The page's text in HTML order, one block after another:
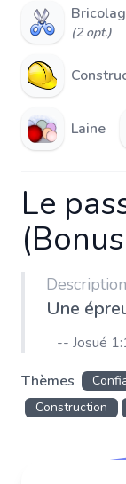
(2 opt.)
Laine
Le
Description
Une
-- Josué
Thèmes
Construction